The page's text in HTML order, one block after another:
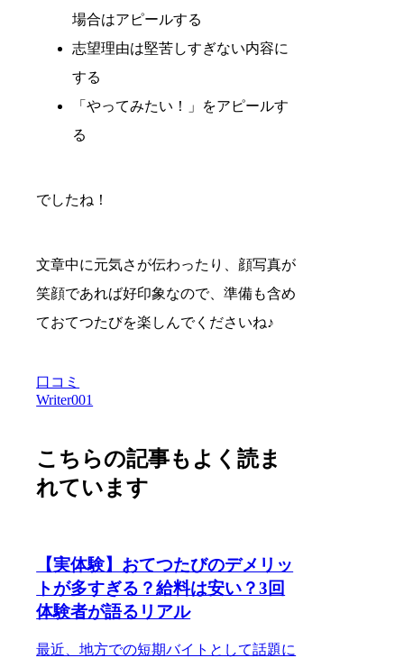
場合はアピールする
志望理由は堅苦しすぎない内容に
する
「やってみたい！」をアピールす
る
でしたね！
文章中に元気さが伝わったり、顔写真が
笑顔であれば好印象なので、準備も含め
ておてつたびを楽しんでくださいね♪
口コミ
Writer001
こちらの記事もよく読ま
れています
【実体験】おてつたびのデメリッ
トが多すぎる？給料は安い？3回
体験者が語るリアル
最近、地方での短期バイトとして話題に